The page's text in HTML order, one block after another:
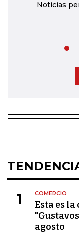
Noticias
1 COMERCIO
Esta es
agosto